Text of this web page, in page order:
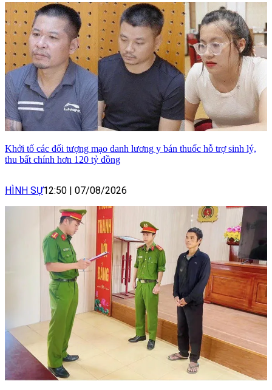
Khởi tố các đối tượng mạo danh lương y bán thuốc hỗ trợ sinh lý,
thu bất chính hơn 120 tỷ đồng
HÌNH SỰ12:50 | 07/08/2026